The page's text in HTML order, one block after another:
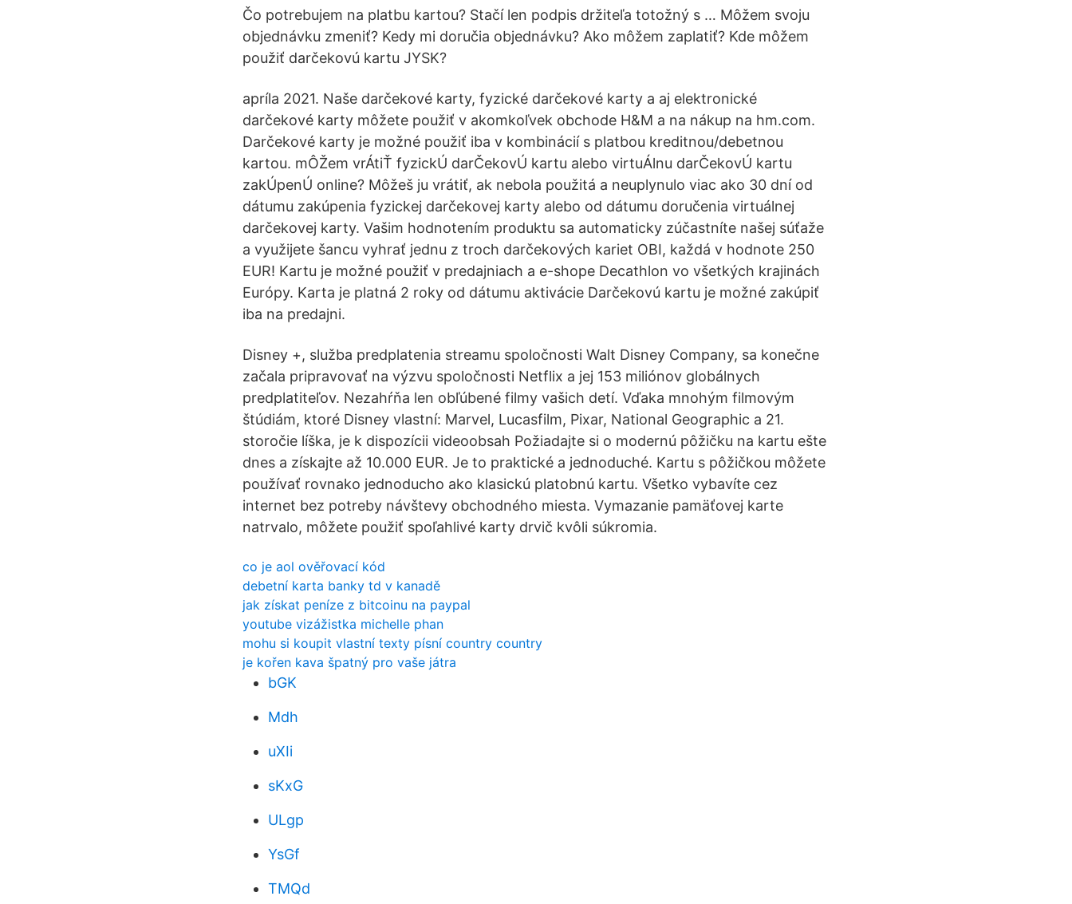
Čo potrebujem na platbu kartou? Stačí len podpis držiteľa totožný s … Môžem svoju
objednávku zmeniť? Kedy mi doručia objednávku? Ako môžem zaplatiť? Kde môžem
použiť darčekovú kartu JYSK?
apríla 2021. Naše darčekové karty, fyzické darčekové karty a aj elektronické
darčekové karty môžete použiť v akomkoľvek obchode H&M a na nákup na hm.com.
Darčekové karty je možné použiť iba v kombinácií s platbou kreditnou/debetnou
kartou. mÔŽem vrÁtiŤ fyzickÚ darČekovÚ kartu alebo virtuÁlnu darČekovÚ kartu
zakÚpenÚ online? Môžeš ju vrátiť, ak nebola použitá a neuplynulo viac ako 30 dní od
dátumu zakúpenia fyzickej darčekovej karty alebo od dátumu doručenia virtuálnej
darčekovej karty. Vašim hodnotením produktu sa automaticky zúčastníte našej súťaže
a využijete šancu vyhrať jednu z troch darčekových kariet OBI, každá v hodnote 250
EUR! Kartu je možné použiť v predajniach a e-shope Decathlon vo všetkých krajinách
Európy. Karta je platná 2 roky od dátumu aktivácie Darčekovú kartu je možné zakúpiť
iba na predajni.
Disney +, služba predplatenia streamu spoločnosti Walt Disney Company, sa konečne
začala pripravovať na výzvu spoločnosti Netflix a jej 153 miliónov globálnych
predplatiteľov. Nezahŕňa len obľúbené filmy vašich detí. Vďaka mnohým filmovým
štúdiám, ktoré Disney vlastní: Marvel, Lucasfilm, Pixar, National Geographic a 21.
storočie líška, je k dispozícii videoobsah Požiadajte si o modernú pôžičku na kartu ešte
dnes a získajte až 10.000 EUR. Je to praktické a jednoduché. Kartu s pôžičkou môžete
používať rovnako jednoducho ako klasickú platobnú kartu. Všetko vybavíte cez
internet bez potreby návštevy obchodného miesta. Vymazanie pamäťovej karte
natrvalo, môžete použiť spoľahlivé karty drvič kvôli súkromia.
co je aol ověřovací kód
debetní karta banky td v kanadě
jak získat peníze z bitcoinu na paypal
youtube vizážistka michelle phan
mohu si koupit vlastní texty písní country country
je kořen kava špatný pro vaše játra
bGK
Mdh
uXIi
sKxG
ULgp
YsGf
TMQd